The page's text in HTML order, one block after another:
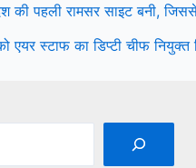
की पहली रामसर साइट बनी,
एयर स्टाफ का डिप्टी चीफ नियुक्त